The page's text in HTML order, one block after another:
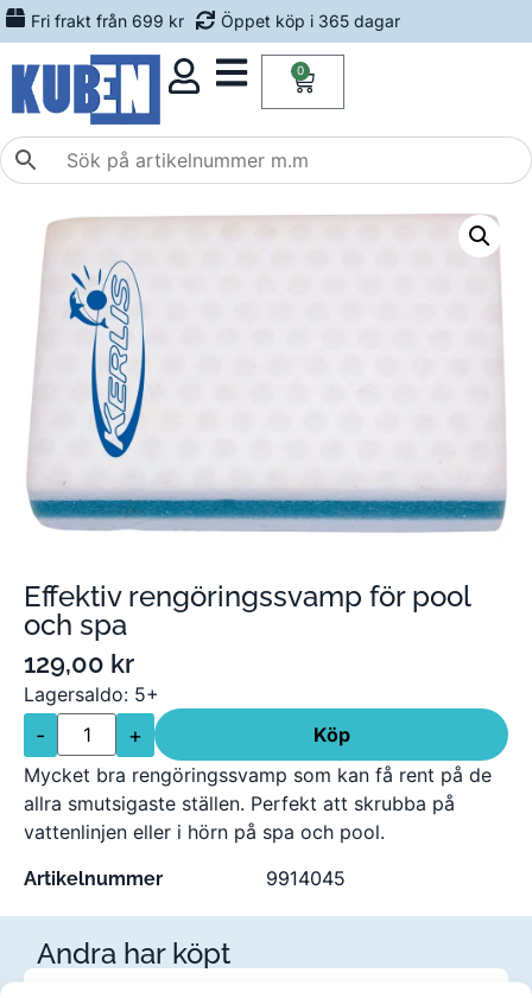
Fri frakt från 699 kr Öppet köp i 365 dagar
0
Effektiv rengöringssvamp för pool
och spa
129,00 kr
Lagersaldo: 5+
- +
Köp
Mycket bra rengöringssvamp som kan få rent på de
allra smutsigaste ställen. Perfekt att skrubba på
vattenlinjen eller i hörn på spa och pool.
Artikelnummer 9914045
Andra har köpt